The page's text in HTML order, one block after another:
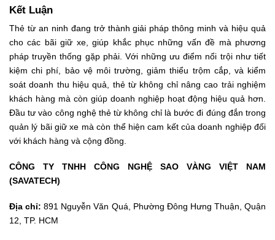
Kết Luận
Thẻ từ an ninh đang trở thành giải pháp thông minh và hiệu quả
cho các bãi giữ xe, giúp khắc phục những vấn đề mà phương
pháp truyền thống gặp phải. Với những ưu điểm nổi trội như tiết
kiệm chi phí, bảo vệ môi trường, giảm thiểu trộm cắp, và kiểm
soát doanh thu hiệu quả, thẻ từ không chỉ nâng cao trải nghiệm
khách hàng mà còn giúp doanh nghiệp hoạt động hiệu quả hơn.
Đầu tư vào công nghệ thẻ từ không chỉ là bước đi đúng đắn trong
quản lý bãi giữ xe mà còn thể hiện cam kết của doanh nghiệp đối
với khách hàng và cộng đồng.
CÔNG TY TNHH CÔNG NGHỆ SAO VÀNG VIỆT NAM
(SAVATECH)
Địa chỉ: 891 Nguyễn Văn Quá, Phường Đông Hưng Thuận, Quận
12, TP. HCM